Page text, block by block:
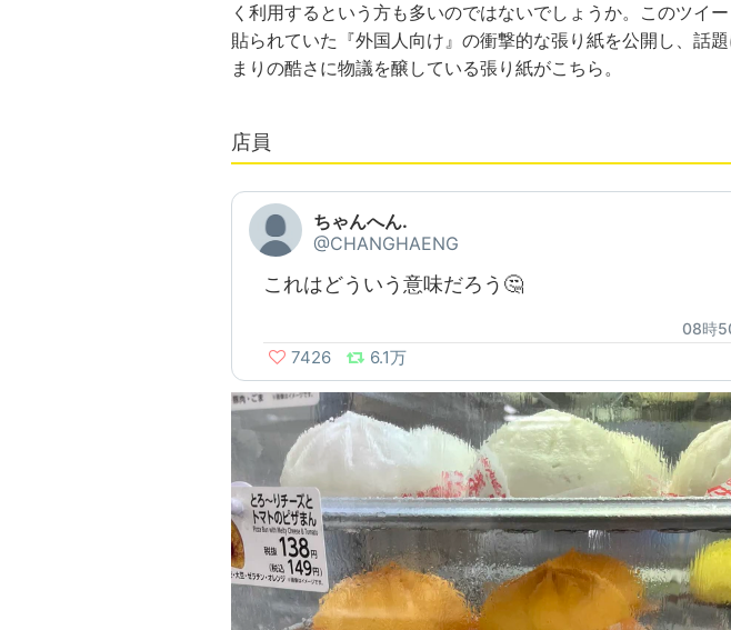
く利用するという方も多いのではないでしょうか。このツイ
貼られていた『外国人向け』の衝撃的な張り紙を公開し、話
まりの酷さに物議を醸している張り紙がこちら。
店員
ちゃんへん.
@CHANGHAENG
これはどういう意味だろう🤔
08時
7426 6.1万